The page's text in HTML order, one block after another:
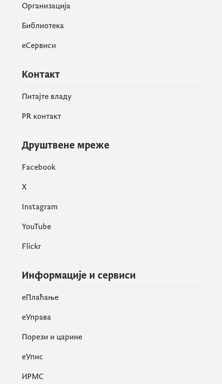
Организација
Библиотека
еСервиси
Контакт
Питајте владу
PR контакт
Друштвене мреже
Facebook
X
Instagram
YouTube
Flickr
Информације и сервиси
eПлаћање
еУправа
Порези и царине
eУпис
ИРМС